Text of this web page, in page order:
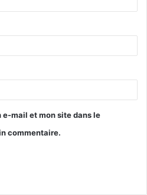
e-mail et mon site dans le
commentaire.